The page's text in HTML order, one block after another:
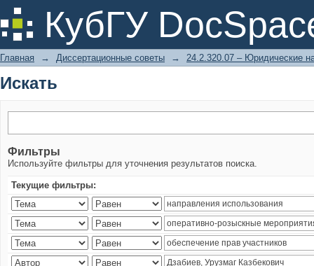
КубГУ
Искать
Главная → Диссертационные советы → 24.2.320.07 – Юридические
Искать
Фильтры
Используйте фильтры для уточнения результатов поиска.
Текущие фильтры: